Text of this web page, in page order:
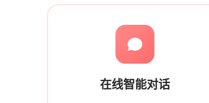
在线智能对话